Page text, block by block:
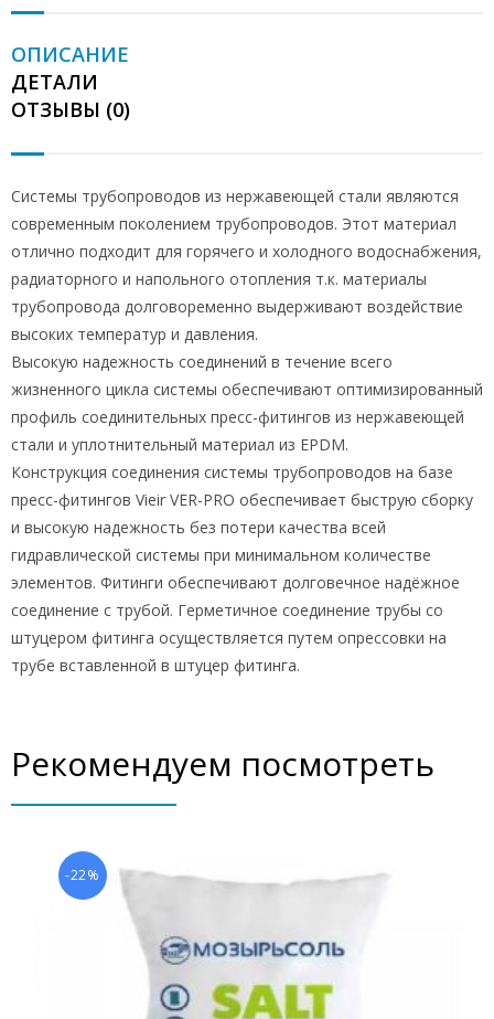
ОПИСАНИЕ
ДЕТАЛИ
ОТЗЫВЫ (0)
Системы трубопроводов из нержавеющей стали являются
современным поколением трубопроводов. Этот материал
отлично подходит для горячего и холодного водоснабжения,
радиаторного и напольного отопления т.к. материалы
трубопровода долговоременно выдерживают воздействие
высоких температур и давления.
Высокую надежность соединений в течение всего
жизненного цикла системы обеспечивают оптимизированный
профиль соединительных пресс-фитингов из нержавеющей
стали и уплотнительный материал из EPDM.
Конструкция соединения системы трубопроводов на базе
пресс-фитингов Vieir VER-PRO обеспечивает быструю сборку
и высокую надежность без потери качества всей
гидравлической системы при минимальном количестве
элементов. Фитинги обеспечивают долговечное надёжное
соединение с трубой. Герметичное соединение трубы со
штуцером фитинга осуществляется путем опрессовки на
трубе вставленной в штуцер фитинга.
Рекомендуем посмотреть
-22%